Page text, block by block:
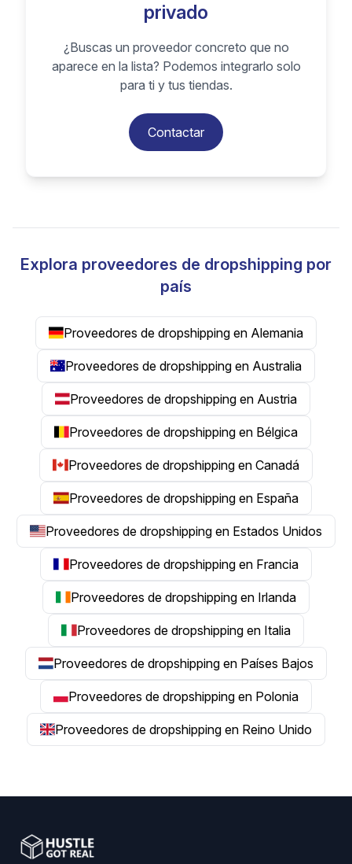
privado
¿Buscas un proveedor concreto que no
aparece en la lista? Podemos integrarlo solo
para ti y tus tiendas.
Contactar
Explora proveedores de dropshipping por
país
Proveedores de dropshipping en Alemania
Proveedores de dropshipping en Australia
Proveedores de dropshipping en Austria
Proveedores de dropshipping en Bélgica
Proveedores de dropshipping en Canadá
Proveedores de dropshipping en España
Proveedores de dropshipping en Estados Unidos
Proveedores de dropshipping en Francia
Proveedores de dropshipping en Irlanda
Proveedores de dropshipping en Italia
Proveedores de dropshipping en Países Bajos
Proveedores de dropshipping en Polonia
Proveedores de dropshipping en Reino Unido